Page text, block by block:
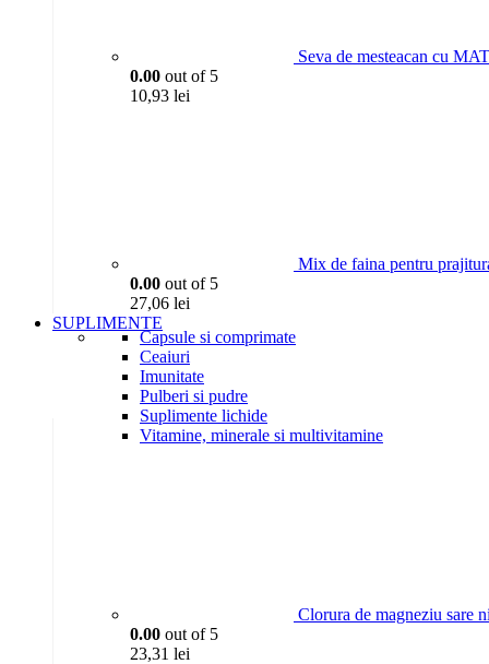
Seva de mesteacan cu
0.00 out of 5
10,93 lei
Mix de faina pentru
0.00 out of 5
27,06 lei
SUPLIMENTE
Capsule si comprimate
Ceaiuri
Imunitate
Pulberi si pudre
Suplimente lichide
Vitamine, minerale si multivitamine
Clorura de magneziu sare
0.00 out of 5
23,31 lei